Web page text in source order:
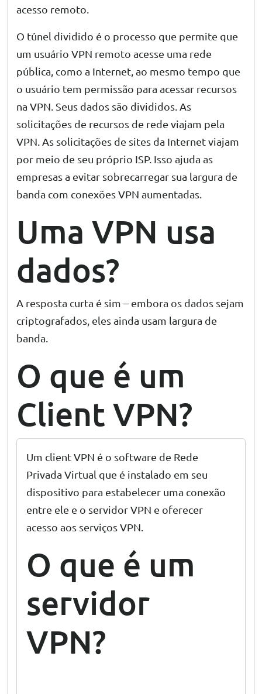
acesso remoto.
O túnel dividido é o processo que permite que
um usuário VPN remoto acesse uma rede
pública, como a Internet, ao mesmo tempo que
o usuário tem permissão para acessar recursos
na VPN. Seus dados são divididos. As
solicitações de recursos de rede viajam pela
VPN. As solicitações de sites da Internet viajam
por meio de seu próprio ISP. Isso ajuda as
empresas a evitar sobrecarregar sua largura de
banda com conexões VPN aumentadas.
Uma VPN usa
dados?
A resposta curta é sim – embora os dados sejam
criptografados, eles ainda usam largura de
banda.
O que é um
Client VPN?
Um client VPN é o software de Rede
Privada Virtual que é instalado em seu
dispositivo para estabelecer uma conexão
entre ele e o servidor VPN e oferecer
acesso aos serviços VPN.
O que é um
servidor
VPN?